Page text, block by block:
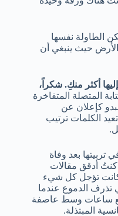
الطاولة نفسها
حيث ينبغي أن
أكثر منكِ. شكراً،
المتصلة المتفاخرة
كإعلان عن
الكلمات ترتيب
تربيتها بعد وفاة
كنتُ أدقق مقالات
كانت تؤجل كل شيء
تذرف الدموع عندما
ساعات وسط عاصفة
المبتذلة.